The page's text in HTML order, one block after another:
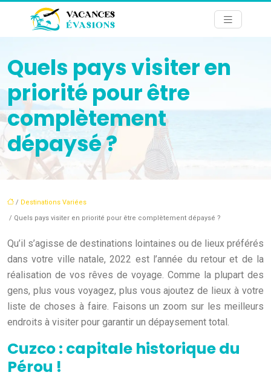
Quels pays visiter en
priorité pour être
complètement
dépaysé ?
/ Destinations Variées
/ Quels pays visiter en priorité pour être complètement dépaysé ?
Qu’il s’agisse de destinations lointaines ou de lieux préférés
dans votre ville natale, 2022 est l’année du retour et de la
réalisation de vos rêves de voyage. Comme la plupart des
gens, plus vous voyagez, plus vous ajoutez de lieux à votre
liste de choses à faire. Faisons un zoom sur les meilleurs
endroits à visiter pour garantir un dépaysement total.
Cuzco : capitale historique du
Pérou !